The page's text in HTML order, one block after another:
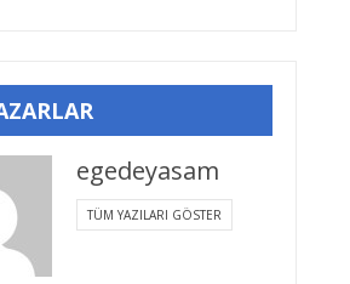
egedeyasam
TÜM YAZILARI GÖSTER